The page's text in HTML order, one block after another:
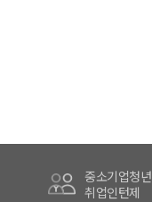
중소기업청년
취업인턴제